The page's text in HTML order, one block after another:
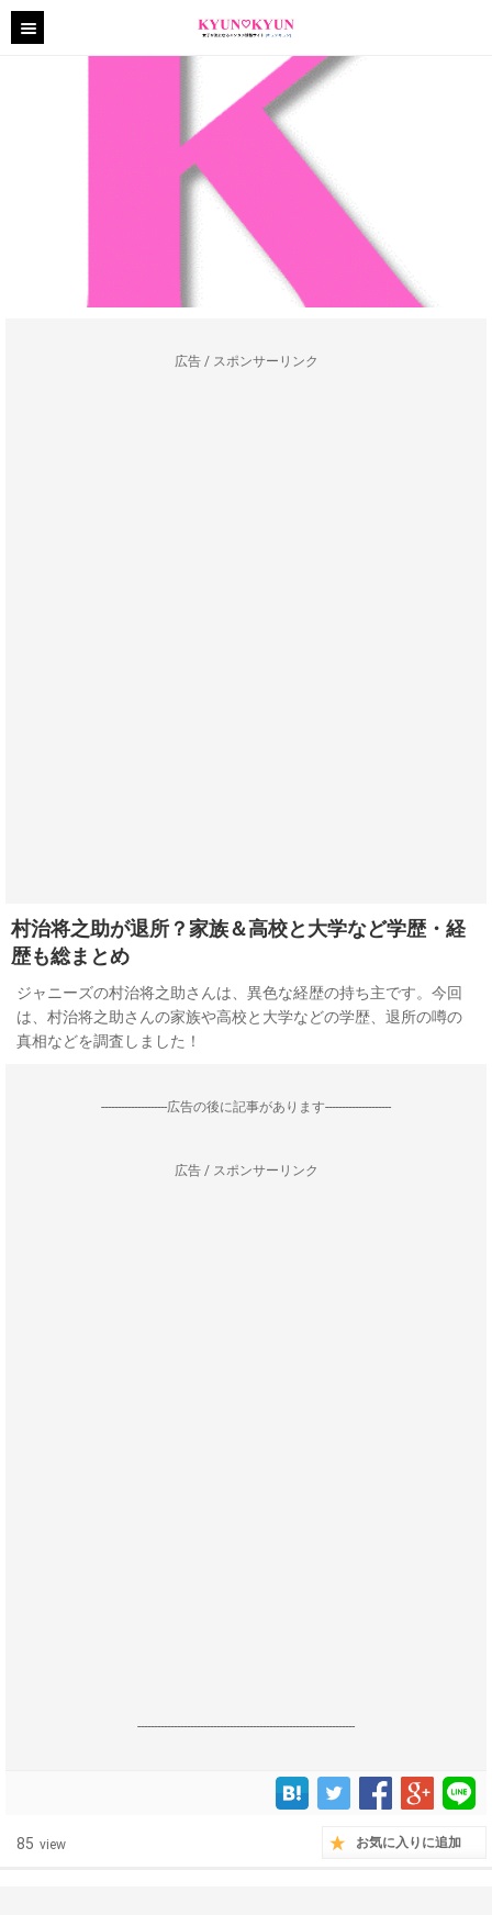
広告 / スポンサーリンク
村治将之助が退所？家族＆高校と大学など学歴・経
歴も総まとめ
ジャニーズの村治将之助さんは、異色な経歴の持ち主です。今回
は、村治将之助さんの家族や高校と大学などの学歴、退所の噂の
真相などを調査しました！
--------------------広告の後に記事があります--------------------
広告 / スポンサーリンク
------------------------------------------------------------------
85 view お気に入りに追加